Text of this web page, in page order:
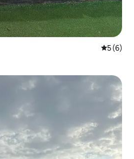
5 ud af 5
5 (6)